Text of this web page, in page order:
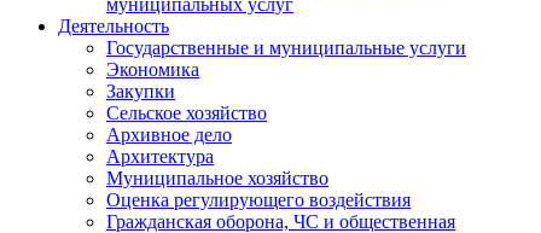
муниципальных услуг
Деятельность
Государственные и муниципальные услуги
Экономика
Закупки
Сельское хозяйство
Архивное дело
Архитектура
Муниципальное хозяйство
Оценка регулирующего воздействия
Гражданская оборона, ЧС и общественная